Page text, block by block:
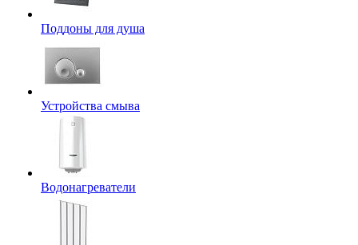
Поддоны для душа
Устройства смыва
Водонагреватели